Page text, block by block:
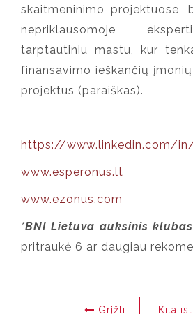
skaitmeninimo projektuose,
nepriklausomoje
tarptautiniu mastu, kur
finansavimo ieškančių
projektus (paraiškas).
https://www.linkedin.com/
www.esperonus.lt
www.ezonus.com
*BNI Lietuva auksinis klubas
pritraukė 6 ar daugiau
Grįžti Kita